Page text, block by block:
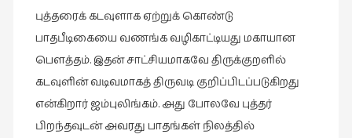
பாடல்
மொழி
மொழியாக்கம்
புத்தரைக் கடவுளாக ஏற்றுக் கொண்டு
பாதபீடிகையை வணங்க வழிகாட்டியது மகாயான
பௌத்தம். இதன் சாட்சியமாகவே திருக்குறளில்
கடவுளின் வடிவமாகத் திருவடி குறிப்பிடப்படுகிறது
என்கிறார் ஜம்புலிங்கம். அது போலவே புத்தர்
பிறந்தவுடன் அவரது பாதங்கள் நிலத்தில்